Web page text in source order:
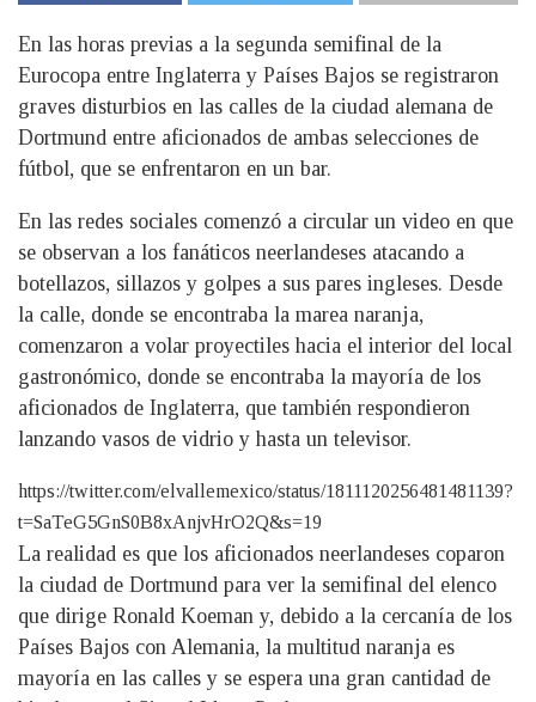
En las horas previas a la segunda semifinal de la
Eurocopa entre Inglaterra y Países Bajos se registraron
graves disturbios en las calles de la ciudad alemana de
Dortmund entre aficionados de ambas selecciones de
fútbol, que se enfrentaron en un bar.
En las redes sociales comenzó a circular un video en que
se observan a los fanáticos neerlandeses atacando a
botellazos, sillazos y golpes a sus pares ingleses. Desde
la calle, donde se encontraba la marea naranja,
comenzaron a volar proyectiles hacia el interior del local
gastronómico, donde se encontraba la mayoría de los
aficionados de Inglaterra, que también respondieron
lanzando vasos de vidrio y hasta un televisor.
https://twitter.com/elvallemexico/status/1811120256481481139?
t=SaTeG5GnS0B8xAnjvHrO2Q&s=19
La realidad es que los aficionados neerlandeses coparon
la ciudad de Dortmund para ver la semifinal del elenco
que dirige Ronald Koeman y, debido a la cercanía de los
Países Bajos con Alemania, la multitud naranja es
mayoría en las calles y se espera una gran cantidad de